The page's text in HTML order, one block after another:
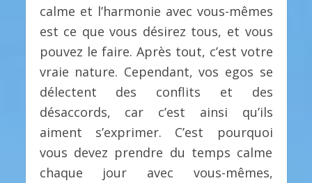
calme et l’harmonie avec vous-mêmes
est ce que vous désirez tous, et vous
pouvez le faire. Après tout, c’est votre
vraie nature. Cependant, vos egos se
délectent des conflits et des
désaccords, car c’est ainsi qu’ils
aiment s’exprimer. C’est pourquoi
vous devez prendre du temps calme
chaque jour avec vous-mêmes,